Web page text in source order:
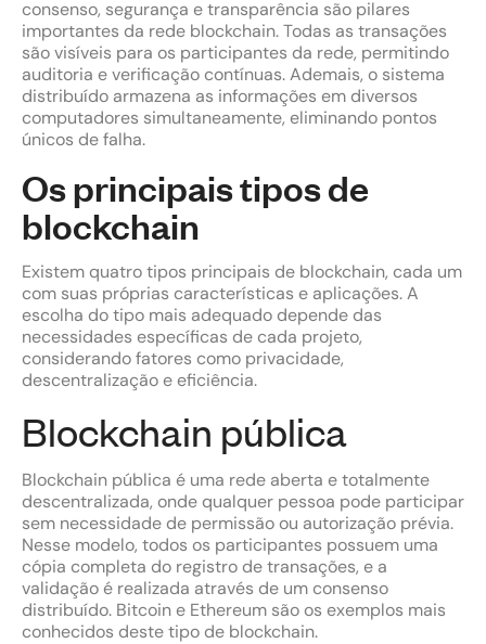
consenso, segurança e transparência são pilares
importantes da rede blockchain. Todas as transações
são visíveis para os participantes da rede, permitindo
auditoria e verificação contínuas. Ademais, o sistema
distribuído armazena as informações em diversos
computadores simultaneamente, eliminando pontos
únicos de falha.
Os principais tipos de
blockchain
Existem quatro tipos principais de blockchain, cada um
com suas próprias características e aplicações. A
escolha do tipo mais adequado depende das
necessidades específicas de cada projeto,
considerando fatores como privacidade,
descentralização e eficiência.
Blockchain pública
Blockchain pública é uma rede aberta e totalmente
descentralizada, onde qualquer pessoa pode participar
sem necessidade de permissão ou autorização prévia.
Nesse modelo, todos os participantes possuem uma
cópia completa do registro de transações, e a
validação é realizada através de um consenso
distribuído. Bitcoin e Ethereum são os exemplos mais
conhecidos deste tipo de blockchain.